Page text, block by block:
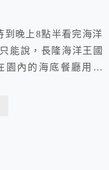
到晚上8點半看完海洋
能說，長隆海洋王國
園內的海底餐廳用中
(第一日)】 桃園→搭